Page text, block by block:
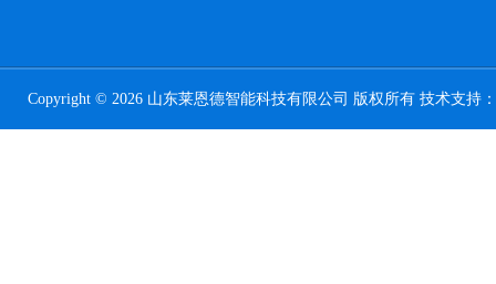
Copyright © 2026 山东莱恩德智能科技有限公司 版权所有 技术支持：